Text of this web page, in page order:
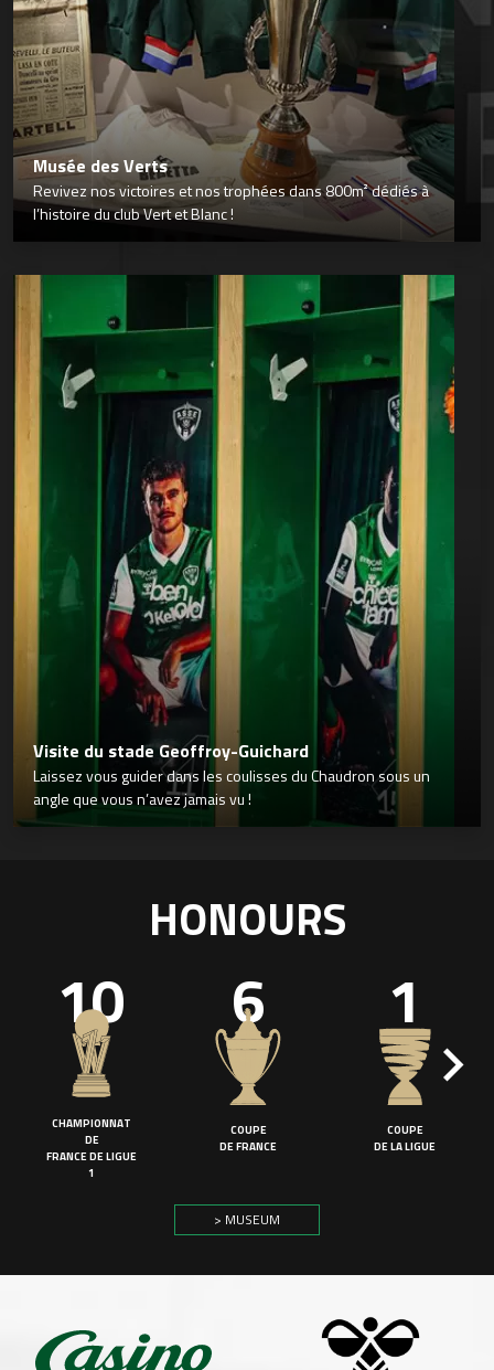
Musée des Verts
Revivez nos victoires et nos trophées dans 800m² dédiés à
l’histoire du club Vert et Blanc !
Visite du stade Geoffroy-Guichard
Laissez vous guider dans les coulisses du Chaudron sous un
angle que vous n’avez jamais vu !
HONOURS
10
CHAMPIONNAT
DE
FRANCE DE LIGUE
1
6
COUPE
DE FRANCE
1
COUPE
DE LA LIGUE
> MUSEUM